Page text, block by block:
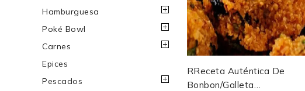
Hamburguesa
Poké Bowl
Carnes
Epices
Pescados
RReceta Auténtica De
Bonbon/galleta